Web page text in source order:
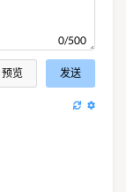
0/500
预览 发送